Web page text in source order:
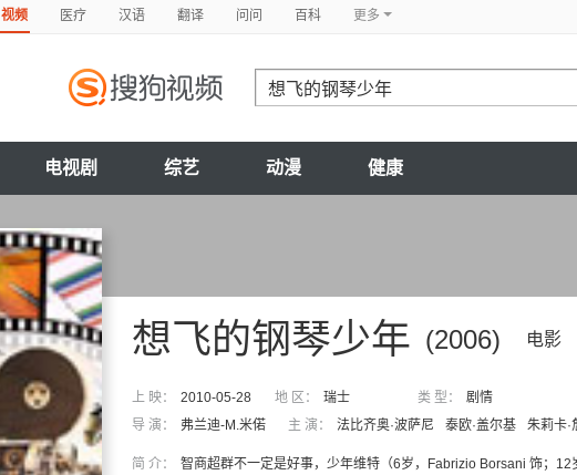
视频 医疗 汉语 翻译 问问 百科 更多
电视剧 综艺 动漫 健康
(2006) 电影
想飞的钢琴少年
上 映： 2010-05-28 地 区： 瑞士 类 型：
剧情
导 演：
弗兰迪-M.米偌 主 演： 法比齐奥·波萨尼 泰欧·盖尔基 朱莉卡·
简 介：
智商超群不一定是好事，少年维特（6岁，Fabrizio Borsani 饰；